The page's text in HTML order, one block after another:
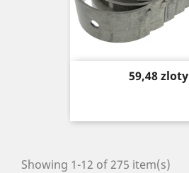
Price
59,48 zloty
Showing 1-12 of 275 item(s)